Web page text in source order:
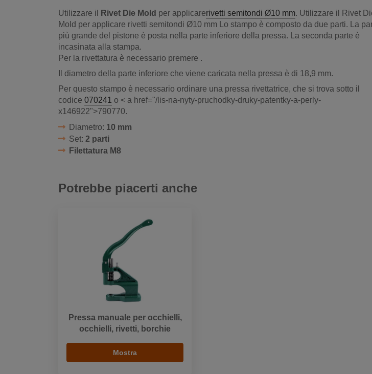
Utilizzare il Rivet Die Mold per applicarerivetti semitondi Ø10 mm. Utilizzare il Rivet
Mold per applicare rivetti semitondi Ø10 mm Lo stampo è composto da due parti. La
più grande del pistone è posta nella parte inferiore della pressa. La seconda parte è
incasinata alla stampa.
Per la rivettatura è necessario premere .
Il diametro della parte inferiore che viene caricata nella pressa è di 18,9 mm.
Per questo stampo è necessario ordinare una pressa rivettatrice, che si trova sotto il
codice 070241 o < a href="/lis-na-nyty-pruchodky-druky-patentky-a-perly-
x146922">790770.
Diametro: 10 mm
Set: 2 parti
Filettatura M8
Potrebbe piacerti anche
Pressa manuale per occhielli,
occhielli, rivetti, borchie
Mostra